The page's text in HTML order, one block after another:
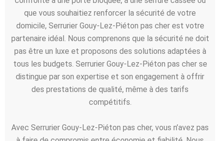
que vous souhaitiez renforcer la sécurité de votre
domicile, Serrurier Gouy-Lez-Piéton pas cher est votre
partenaire idéal. Nous comprenons que la sécurité ne doit
pas être un luxe et proposons des solutions adaptées à
tous les budgets. Serrurier Gouy-Lez-Piéton pas cher se
distingue par son expertise et son engagement à offrir
des prestations de qualité, même à des tarifs
compétitifs.
Avec Serrurier Gouy-Lez-Piéton pas cher, vous n’avez pas